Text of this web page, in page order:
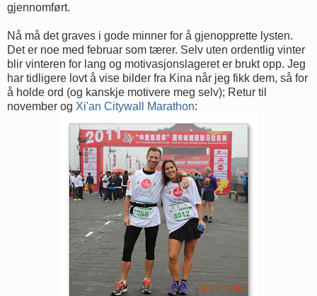
gjennomført.
Nå må det graves i gode minner for å gjenopprette lysten.
Det er noe med februar som tærer. Selv uten ordentlig vinter
blir vinteren for lang og motivasjonslageret er brukt opp. Jeg
har tidligere lovt å vise bilder fra Kina når jeg fikk dem, så for
å holde ord (og kanskje motivere meg selv); Retur til
november og Xi'an Citywall Marathon: